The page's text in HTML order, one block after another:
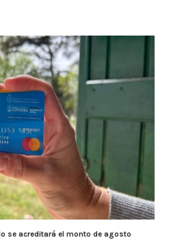
se acreditará el monto de agosto